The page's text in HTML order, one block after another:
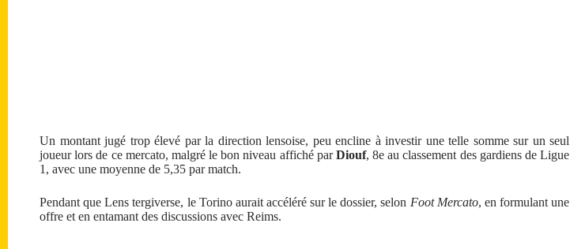
Un montant jugé trop élevé par la direction lensoise, peu encline à investir une telle somme sur un seul
joueur lors de ce mercato, malgré le bon niveau affiché parDiouf, 8e au classement des gardiens de Ligue
1, avec une moyenne de 5,35 par match.
Pendant que Lens tergiverse, le Torino aurait accéléré sur le dossier, selon Foot Mercato, en formulant une
offre et en entamant des discussions avec Reims.